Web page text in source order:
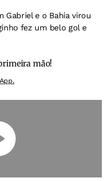
Gabriel e o Bahia virou
fez um belo gol e
mão!